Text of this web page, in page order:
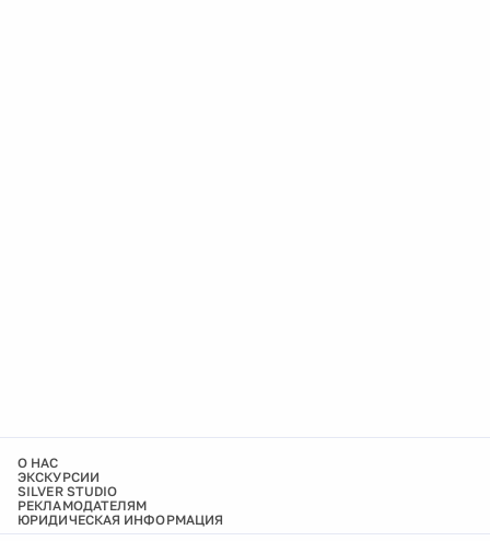
О НАС
ЭКСКУРСИИ
SILVER STUDIO
РЕКЛАМОДАТЕЛЯМ
ЮРИДИЧЕСКАЯ ИНФОРМАЦИЯ